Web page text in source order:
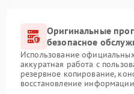
Оригинальные
безопасное
Использование
аккуратная работа с
резервное копирование,
восстановление